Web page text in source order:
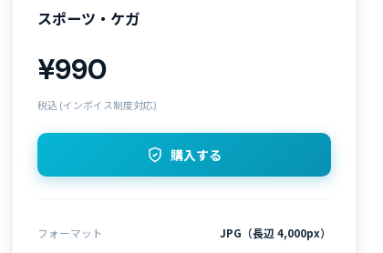
スポーツ・ケガ
¥990
税込 (インボイス制度対応)
購入する
フォーマット
JPG（長辺 4,000px）